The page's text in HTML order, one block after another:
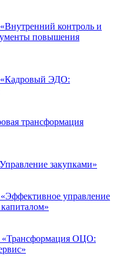
контроль и
повышения
«Кадровый ЭДО:
трансформация
закупками»
управление
«Трансформация ОЦО: